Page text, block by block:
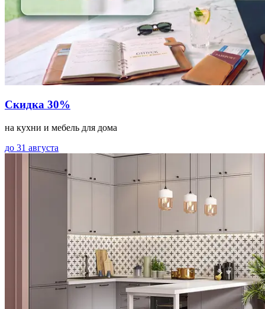
Скидка 30%
на кухни и мебель для дома
до 31 августа